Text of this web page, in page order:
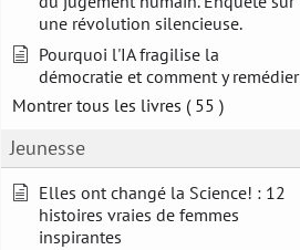
une révolution silencieuse.
Pourquoi l'IA fragilise la
démocratie et comment y remédier
Montrer tous les livres ( 55 )
Jeunesse
Elles ont changé la Science! : 12
histoires vraies de femmes
inspirantes